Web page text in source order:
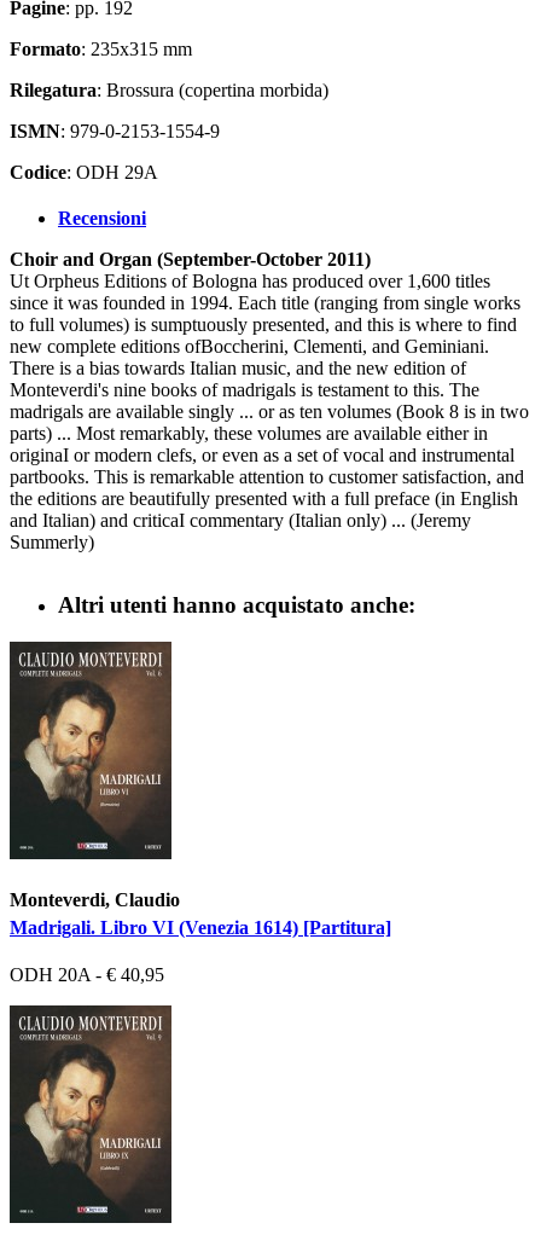
Pagine: pp. 192
Formato: 235x315 mm
Rilegatura: Brossura (copertina morbida)
ISMN: 979-0-2153-1554-9
Codice: ODH 29A
Recensioni
Choir and Organ (September-October 2011)
Ut Orpheus Editions of Bologna has produced over 1,600 titles
since it was founded in 1994. Each title (ranging from single works
to full volumes) is sumptuously presented, and this is where to find
new complete editions ofBoccherini, Clementi, and Geminiani.
There is a bias towards Italian music, and the new edition of
Monteverdi's nine books of madrigals is testament to this. The
madrigals are available singly ... or as ten volumes (Book 8 is in two
parts) ... Most remarkably, these volumes are available either in
originaI or modern clefs, or even as a set of vocal and instrumental
partbooks. This is remarkable attention to customer satisfaction, and
the editions are beautifully presented with a full preface (in English
and Italian) and criticaI commentary (Italian only) ... (Jeremy
Summerly)
Altri utenti hanno acquistato anche:
Monteverdi, Claudio
Madrigali. Libro VI (Venezia 1614) [Partitura]
ODH 20A - € 40,95